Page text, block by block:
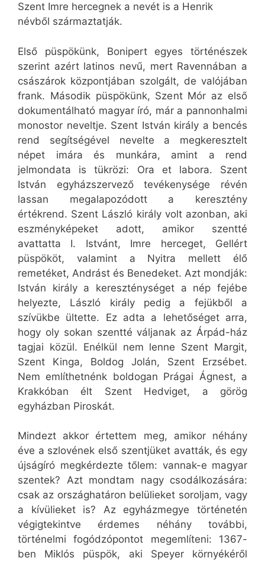
Szent Imre hercegnek a nevét is a Henrik
névből származtatják.
Első püspökünk, Bonipert egyes történészek
szerint azért latinos nevű, mert Ravennában a
császárok központjában szolgált, de valójában
frank. Második püspökünk, Szent Mór az első
dokumentálható magyar író, már a pannonhalmi
monostor neveltje. Szent István király a bencés
rend segítségével nevelte a megkeresztelt
népet imára és munkára, amint a rend
jelmondata is tükrözi: Ora et labora. Szent
István egyházszervező tevékenysége révén
lassan megalapozódott a keresztény
értékrend. Szent László király volt azonban, aki
eszményképeket adott, amikor szentté
avattatta I. Istvánt, Imre herceget, Gellért
püspököt, valamint a Nyitra mellett élő
remetéket, Andrást és Benedeket. Azt mondják:
István király a kereszténységet a nép fejébe
helyezte, László király pedig a fejükből a
szívükbe ültette. Ez adta a lehetőséget arra,
hogy oly sokan szentté váljanak az Árpád-ház
tagjai közül. Enélkül nem lenne Szent Margit,
Szent Kinga, Boldog Jolán, Szent Erzsébet.
Nem említhetnénk boldogan Prágai Ágnest, a
Krakkóban élt Szent Hedviget, a görög
egyházban Piroskát.
Mindezt akkor értettem meg, amikor néhány
éve a szlovének első szentjüket avatták, és egy
újságíró megkérdezte tőlem: vannak-e magyar
szentek? Azt mondtam nagy csodálkozására:
csak az országhatáron belülieket soroljam, vagy
a kívülieket is? Az egyházmegye történetén
végigtekintve érdemes néhány további,
történelmi fogódzópontot megemlíteni: 1367-
ben Miklós püspök, aki Speyer környékéről